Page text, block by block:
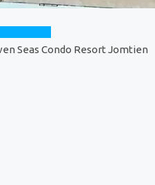
Seas Condo Resort Jomtien